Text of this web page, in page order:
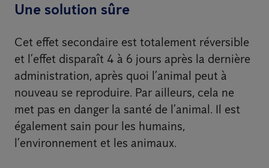
Une solution sûre
Cet effet secondaire est totalement réversible
et l’effet disparaît 4 à 6 jours après la dernière
administration, après quoi l’animal peut à
nouveau se reproduire. Par ailleurs, cela ne
met pas en danger la santé de l’animal. Il est
également sain pour les humains,
l’environnement et les animaux.